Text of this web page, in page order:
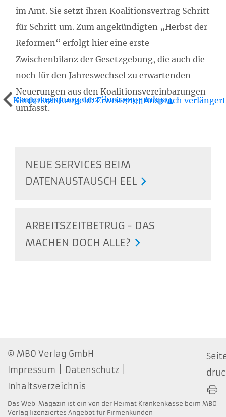
im Amt. Sie setzt ihren Koalitionsvertrag Schritt
für Schritt um. Zum angekündigten „Herbst der
Reformen“ erfolgt hier eine erste
Zwischenbilanz der Gesetzgebung, die auch die
noch für den Jahreswechsel zu erwartenden
Neuerungen aus den Koalitionsvereinbarungen
umfasst.
NEUE SERVICES BEIM
DATENAUSTAUSCH EEL
ARBEITSZEITBETRUG - DAS
MACHEN DOCH ALLE?
Teilqualifizierung zum Berufsabschluss
Kinderkrankengeld: Erweiterter Anspruch verlängert
MBO Verlag GmbH
Impressum
Datenschutz
Inhaltsverzeichnis
Das Web-Magazin ist ein von der Heimat Krankenkasse beim MBO
Verlag lizenziertes Angebot für Firmenkunden